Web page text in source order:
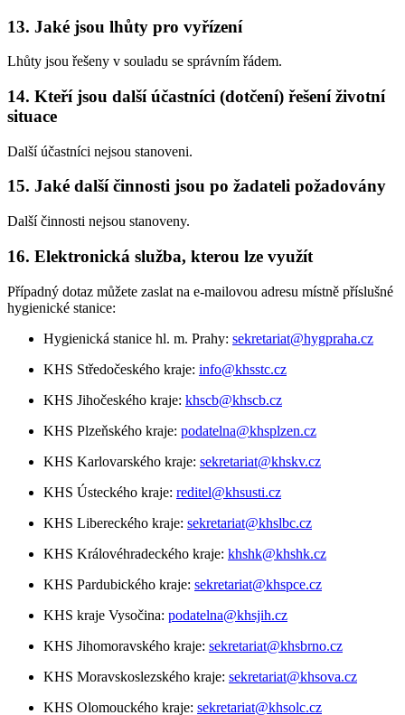
13. Jaké jsou lhůty pro vyřízení
Lhůty jsou řešeny v souladu se správním řádem.
14. Kteří jsou další účastníci (dotčení) řešení životní
situace
Další účastníci nejsou stanoveni.
15. Jaké další činnosti jsou po žadateli požadovány
Další činnosti nejsou stanoveny.
16. Elektronická služba, kterou lze využít
Případný dotaz můžete zaslat na e-mailovou adresu místně příslušné
hygienické stanice:
Hygienická stanice hl. m. Prahy: sekretariat@hygpraha.cz
KHS Středočeského kraje: info@khsstc.cz
KHS Jihočeského kraje: khscb@khscb.cz
KHS Plzeňského kraje: podatelna@khsplzen.cz
KHS Karlovarského kraje: sekretariat@khskv.cz
KHS Ústeckého kraje: reditel@khsusti.cz
KHS Libereckého kraje: sekretariat@khslbc.cz
KHS Královéhradeckého kraje: khshk@khshk.cz
KHS Pardubického kraje: sekretariat@khspce.cz
KHS kraje Vysočina: podatelna@khsjih.cz
KHS Jihomoravského kraje: sekretariat@khsbrno.cz
KHS Moravskoslezského kraje: sekretariat@khsova.cz
KHS Olomouckého kraje: sekretariat@khsolc.cz